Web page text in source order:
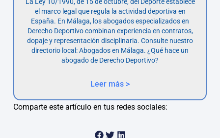
el marco legal que regula la actividad deportiva en
España. En Málaga, los abogados especializados en
Derecho Deportivo combinan experiencia en contratos,
dopaje y representación disciplinaria. Consulte nuestro
directorio local: Abogados en Málaga. ¿Qué hace un
abogado de Derecho Deportivo?
Leer más >
Comparte este artículo en tus redes sociales: